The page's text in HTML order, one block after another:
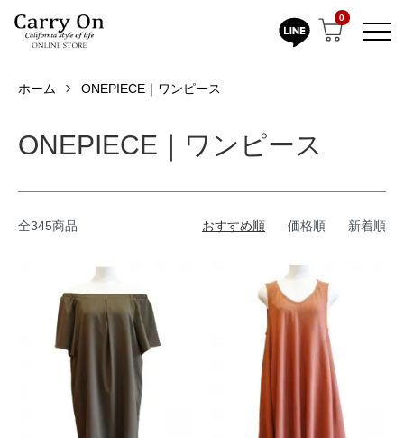
0
ホーム ONEPIECE｜ワンピース
ONEPIECE｜ワンピース
全345商品 おすすめ順 価格順 新着順